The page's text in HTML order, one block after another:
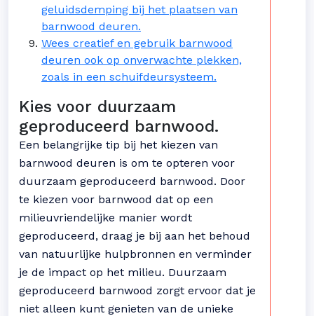
geluidsdemping bij het plaatsen van
barnwood deuren.
Wees creatief en gebruik barnwood
deuren ook op onverwachte plekken,
zoals in een schuifdeursysteem.
Kies voor duurzaam
geproduceerd barnwood.
Een belangrijke tip bij het kiezen van
barnwood deuren is om te opteren voor
duurzaam geproduceerd barnwood. Door
te kiezen voor barnwood dat op een
milieuvriendelijke manier wordt
geproduceerd, draag je bij aan het behoud
van natuurlijke hulpbronnen en verminder
je de impact op het milieu. Duurzaam
geproduceerd barnwood zorgt ervoor dat je
niet alleen kunt genieten van de unieke